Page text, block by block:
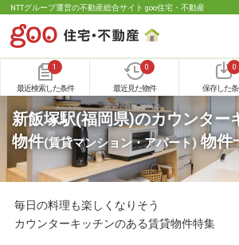
NTTグループ運営の不動産総合サイト goo住宅・不動産
1
最近検索した条件
0
最近見た物件
0
保存した
新飯塚駅(福岡県)のカウンター
物件(賃貸マンション・アパート)物件
毎日の料理も楽しくなりそう
カウンターキッチンのある賃貸物件特集